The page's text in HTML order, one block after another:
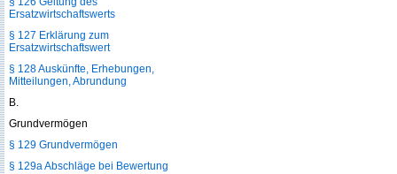
Ersatzwirtschaftswerts
§ 127 Erklärung zum
Ersatzwirtschaftswert
§ 128 Auskünfte, Erhebungen,
Mitteilungen, Abrundung
B.
Grundvermögen
§ 129 Grundvermögen
§ 129a Abschläge bei Bewertung